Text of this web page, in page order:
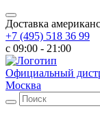
Доставка
+7 (495) 518 36 99
c 09:00 - 21:00
Официальный
Москва